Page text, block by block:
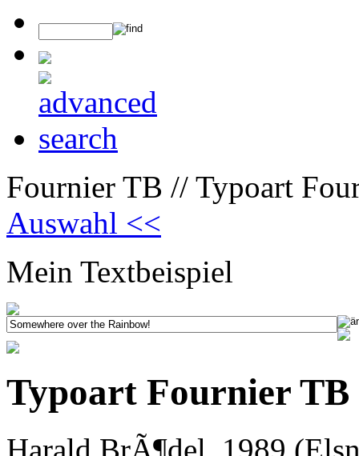
Fournier TB // Typoart
Auswahl <<
Mein Textbeispiel
Typoart Fournier TB
Harald BrÃ¶del, 1989